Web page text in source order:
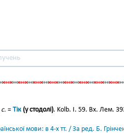
с. = Тік (у стодолі). Kolb. І. 59. Вх. Лем.
мови: в 4-х тт. / За ред. Б.